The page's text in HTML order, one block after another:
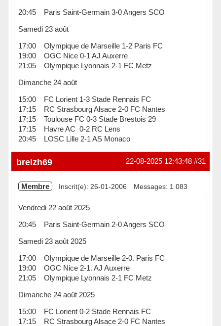
20:45 Paris Saint-Germain 3-0 Angers SCO
Samedi 23 août
17:00 Olympique de Marseille 1-2 Paris FC
19:00 OGC Nice 0-1 AJ Auxerre
21:05 Olympique Lyonnais 2-1 FC Metz
Dimanche 24 août
15:00 FC Lorient 1-3 Stade Rennais FC
17:15 RC Strasbourg Alsace 2-0 FC Nantes
17:15 Toulouse FC 0-3 Stade Brestois 29
17:15 Havre AC 0-2 RC Lens
20:45 LOSC Lille 2-1 AS Monaco
Hors ligne #31
22-08-2025 12:43:48
breizh69
Membre Inscrit(e): 26-01-2006 Messages: 1 083
Vendredi 22 août 2025
20:45 Paris Saint-Germain 2-0 Angers SCO
Samedi 23 août 2025
17:00 Olympique de Marseille 2-0. Paris FC
19:00 OGC Nice 2-1. AJ Auxerre
21:05 Olympique Lyonnais 2-1 FC Metz
Dimanche 24 août 2025
15:00 FC Lorient 0-2 Stade Rennais FC
17:15 RC Strasbourg Alsace 2-0 FC Nantes